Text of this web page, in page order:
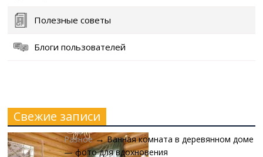
Полезные советы
Блоги пользователей
Свежие записи
Разное → Ванная комната в деревянном доме
— фото для вдохновения